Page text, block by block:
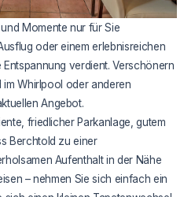
Momente nur für Sie
oder einem erlebnisreichen
verdient. Verschönern
im Whirlpool oder anderen
Angebot.
friedlicher Parkanlage, gutem
Berchtold zu einer
Aufenthalt in der Nähe
– nehmen Sie sich einfach ein